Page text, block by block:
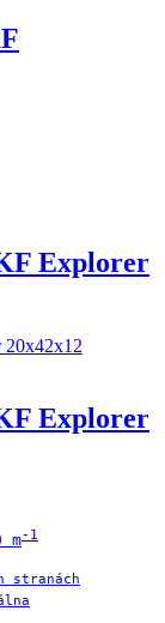
Explorer
Explorer
m-1
stranách